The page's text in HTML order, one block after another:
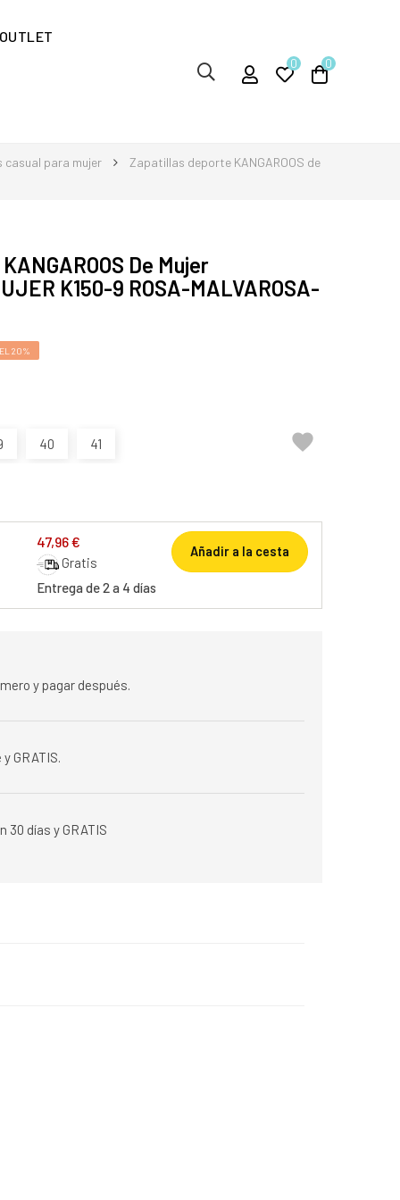
OUTLET
0 0
casual para mujer
Zapatillas deporte KANGAROOS de
De Mujer
K150-9 ROSA-MALVAROSA-
20%
40 41 
47,96 €
Gratis
Entrega de 2 a 4 días
Añadir a la cesta
y pagar después.
GRATIS.
30 días y GRATIS